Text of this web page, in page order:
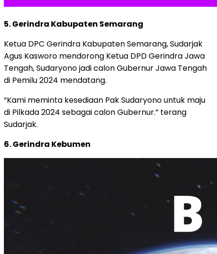
5. Gerindra Kabupaten Semarang
Ketua DPC Gerindra Kabupaten Semarang, Sudarjak
Agus Kasworo mendorong Ketua DPD Gerindra Jawa
Tengah, Sudaryono jadi calon Gubernur Jawa Tengah
di Pemilu 2024 mendatang.
“Kami meminta kesediaan Pak Sudaryono untuk maju
di Pilkada 2024 sebagai calon Gubernur.” terang
Sudarjak.
6. Gerindra Kebumen